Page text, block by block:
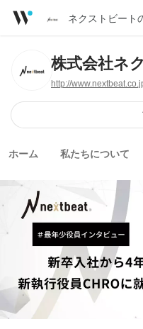
ネクストビート
株式会社ネ
http://
ホーム 私たちについて